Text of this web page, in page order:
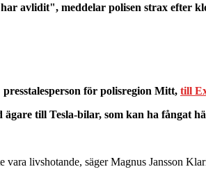
avlidit", meddelar polisen strax efter
för polisregion Mitt, till
till Tesla-bilar, som kan ha fångat
livshotande, säger Magnus Jansson